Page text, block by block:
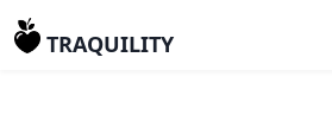
TRAQUILITY